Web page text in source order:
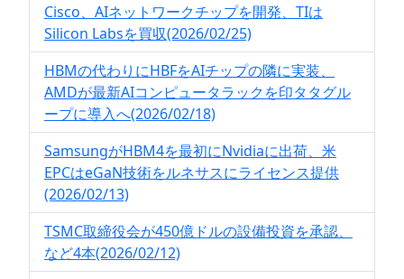
Cisco、AIネットワークチップを開発、TIは
Silicon Labsを買収(2026/02/25)
HBMの代わりにHBFをAIチップの隣に実装、
AMDが最新AIコンピュータラックを印タタグル
ープに導入へ(2026/02/18)
SamsungがHBM4を最初にNvidiaに出荷、米
EPCはeGaN技術をルネサスにライセンス提供
(2026/02/13)
TSMC取締役会が450億ドルの設備投資を承認、
など4本(2026/02/12)